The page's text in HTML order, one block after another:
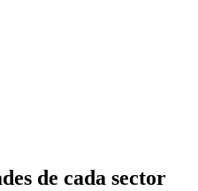
de cada sector